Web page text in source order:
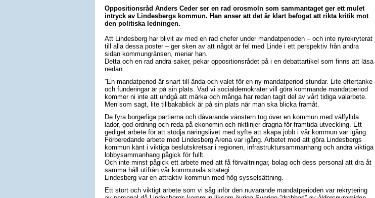
Oppositionsråd Anders Ceder ser en rad orosmoln som sammantaget ger ett mulet
intryck av Lindesbergs kommun. Han anser att det är klart befogat att rikta kritik mot
den politiska ledningen.
Att Lindesberg har blivit av med en rad chefer under mandatperioden – och inte nyrekryterat
till alla dessa poster – ger sken av att något är fel med Linde i ett perspektiv från andra
sidan kommungränsen, menar han.
Detta och en rad andra saker, pekar oppositionsrådet på i en debattartikel som finns att läsa
nedan:
”En mandatperiod är snart till ända och valet för en ny mandatperiod stundar. Lite eftertanke
och funderingar är på sin plats. Vad vi socialdemokrater vill göra kommande mandatperiod
kommer ni inte att undgå att märka och många har redan tagit del av vårt tidiga valarbete.
Men som sagt, lite tillbakablick är på sin plats när man ska blicka framåt.
De fyra borgerliga partierna och dåvarande vänstern tog över en kommun med välfyllda
lador, god ordning och reda på ekonomin och riktlinjer dragna för framtida utveckling. Ett
gediget arbete för att stödja näringslivet med syfte att skapa jobb i vår kommun var igång.
Förberedande arbete med Lindesberg Arena var igång. Arbetet med att göra Lindesbergs
kommun känt i viktiga beslutskretsar i regionen, infrastruktursammanhang och andra viktiga
lobbysammanhang pågick för fullt.
Och inte minst pågick ett arbete med att få förvaltningar, bolag och dess personal att dra åt
samma håll utifrån vår kommunala strategi.
Lindesberg var en attraktiv kommun med hög sysselsättning.
Ett stort och viktigt arbete som vi såg inför den nuvarande mandatperioden var rekrytering